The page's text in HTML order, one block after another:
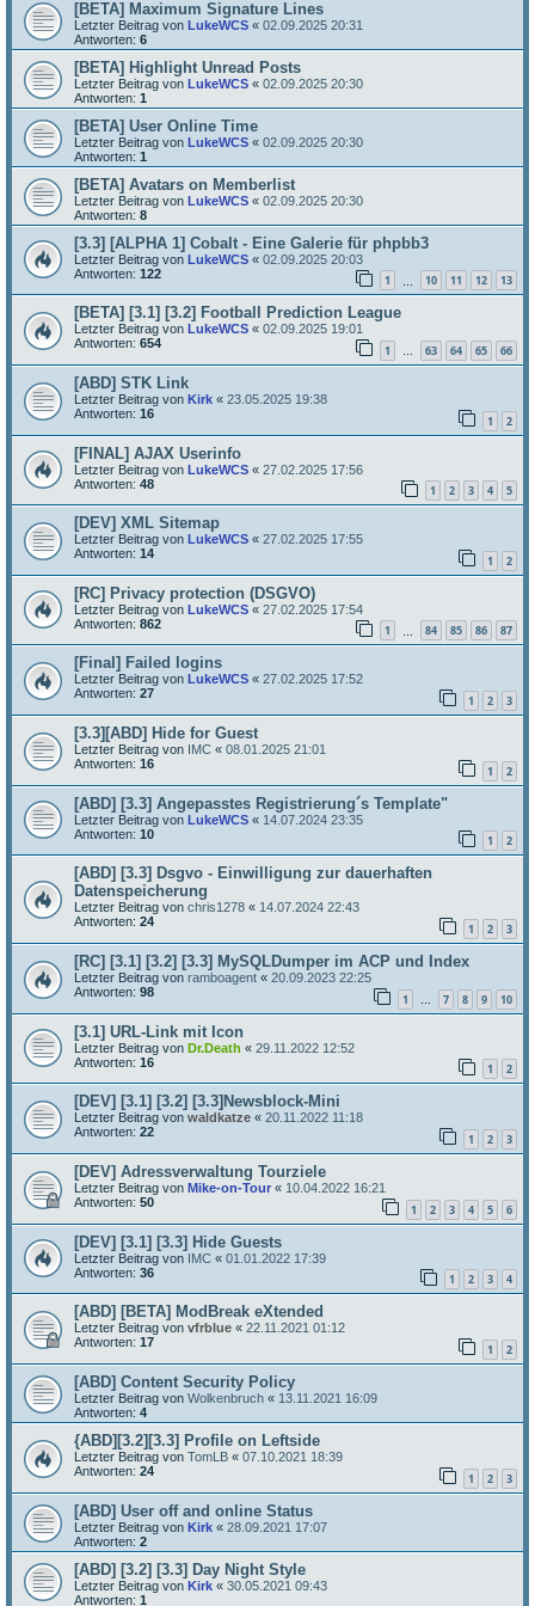
[BETA] Maximum Signature Lines
Letzter Beitrag von LukeWCS « 02.09.2025 20:31
Antworten: 6
[BETA] Highlight Unread Posts
Letzter Beitrag von LukeWCS « 02.09.2025 20:30
Antworten: 1
[BETA] User Online Time
Letzter Beitrag von LukeWCS « 02.09.2025 20:30
Antworten: 1
[BETA] Avatars on Memberlist
Letzter Beitrag von LukeWCS « 02.09.2025 20:30
Antworten: 8
[3.3] [ALPHA 1] Cobalt - Eine Galerie für phpbb3
Letzter Beitrag von LukeWCS « 02.09.2025 20:03
Antworten: 122 1 10 11 12 13
[BETA] [3.1] [3.2] Football Prediction League
Letzter Beitrag von LukeWCS « 02.09.2025 19:01
Antworten: 654 1 … 63 64 65 66
[ABD] STK Link
Letzter Beitrag von Kirk « 23.05.2025 19:38
Antworten: 16 1 2
[FINAL] AJAX Userinfo
Letzter Beitrag von LukeWCS « 27.02.2025 17:56
Antworten: 48 1 2 3 4 5
[DEV] XML Sitemap
Letzter Beitrag von LukeWCS « 27.02.2025 17:55
Antworten: 14 1 2
[RC] Privacy protection (DSGVO)
Letzter Beitrag von LukeWCS « 27.02.2025 17:54
Antworten: 862 1 84 85 86 87
[Final] Failed logins
Letzter Beitrag von LukeWCS « 27.02.2025 17:52
Antworten: 27 1 2 3
[3.3][ABD] Hide for Guest
Letzter Beitrag von IMC « 08.01.2025 21:01
Antworten: 16 1 2
[ABD] [3.3] Angepasstes Registrierung´s Template"
Letzter Beitrag von LukeWCS « 14.07.2024 23:35
Antworten: 10 1 2
[ABD] [3.3] Dsgvo - Einwilligung zur dauerhaften
Datenspeicherung
Letzter Beitrag von chris1278 « 14.07.2024 22:43
Antworten: 24 1 2 3
[RC] [3.1] [3.2] [3.3] MySQLDumper im ACP und Index
Letzter Beitrag von ramboagent « 20.09.2023 22:25
Antworten: 98 1 … 7 8 9 10
[3.1] URL-Link mit Icon
Letzter Beitrag von Dr.Death « 29.11.2022 12:52
Antworten: 16 1 2
[DEV] [3.1] [3.2] [3.3]Newsblock-Mini
Letzter Beitrag von waldkatze « 20.11.2022 11:18
Antworten: 22 1 2 3
[DEV] Adressverwaltung Tourziele
Letzter Beitrag von Mike-on-Tour « 10.04.2022 16:21
Antworten: 50 1 2 3 4 5 6
[DEV] [3.1] [3.3] Hide Guests
Letzter Beitrag von IMC « 01.01.2022 17:39
Antworten: 36 1 2 3 4
[ABD] [BETA] ModBreak eXtended
Letzter Beitrag von vfrblue « 22.11.2021 01:12
Antworten: 17 1 2
[ABD] Content Security Policy
Letzter Beitrag von Wolkenbruch « 13.11.2021 16:09
Antworten: 4
{ABD][3.2][3.3] Profile on Leftside
Letzter Beitrag von TomLB « 07.10.2021 18:39
Antworten: 24 1 2 3
[ABD] User off and online Status
Letzter Beitrag von Kirk « 28.09.2021 17:07
Antworten: 2
[ABD] [3.2] [3.3] Day Night Style
Letzter Beitrag von Kirk « 30.05.2021 09:43
Antworten: 1